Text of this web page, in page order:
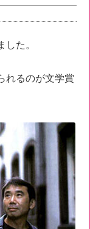
た。
れるのが文学賞